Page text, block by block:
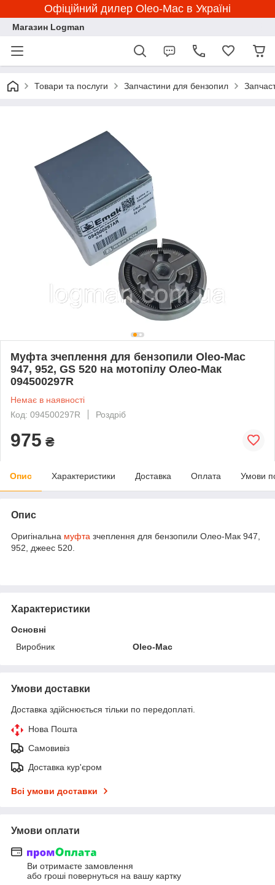
Офіційний дилер Oleo-Mac в Україні
Магазин Logman
Товари та послуги Запчастини для бензопил
Муфта зчеплення для бензопили Oleo-Mac
947, 952, GS 520 на мотопілу Олео-Мак
094500297R
Немає в наявності
Код: 094500297R
Роздріб
975 ₴
Опис Характеристики Доставка Оплата Умови
Опис
Оригінальна муфта зчеплення для бензопили Олео-Мак 947,
952, джеес 520.
Характеристики
Основні
Виробник
Oleo-Mac
Умови доставки
Доставка здійснюється тільки по передоплаті.
Нова Пошта
Самовивіз
Доставка кур'єром
Всі умови доставки
Умови оплати
Ви отримаєте замовлення
або гроші повернуться на вашу картку